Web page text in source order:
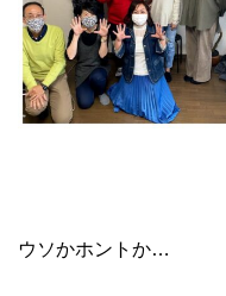
ウソかホントか…